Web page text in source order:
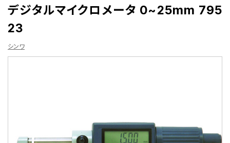
デジタルマイクロメータ 0~25mm 795
23
シンワ